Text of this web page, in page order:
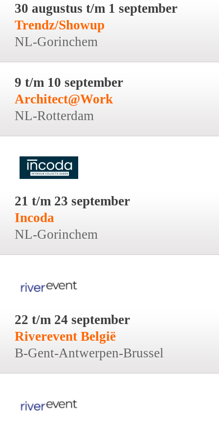
30 augustus t/m 1 september
Trendz/Showup
NL-Gorinchem
9 t/m 10 september
Architect@Work
NL-Rotterdam
21 t/m 23 september
Incoda
NL-Gorinchem
22 t/m 24 september
Riverevent België
B-Gent-Antwerpen-Brussel